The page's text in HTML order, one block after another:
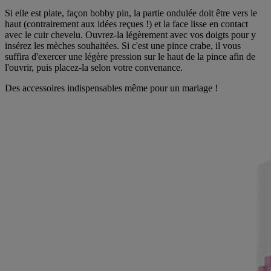
Si elle est plate, façon bobby pin, la partie ondulée doit être vers le
haut (contrairement aux idées reçues !) et la face lisse en contact
avec le cuir chevelu. Ouvrez-la légèrement avec vos doigts pour y
insérez les mèches souhaitées. Si c'est une pince crabe, il vous
suffira d'exercer une légère pression sur le haut de la pince afin de
l'ouvrir, puis placez-la selon votre convenance.
Des accessoires indispensables même pour un mariage !